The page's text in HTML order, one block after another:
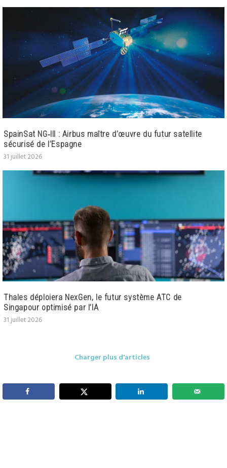
SpainSat NG‑III : Airbus maître d’œuvre du futur satellite
sécurisé de l’Espagne
31 juillet 2026
Thales déploiera NexGen, le futur système ATC de
Singapour optimisé par l’IA
31 juillet 2026
Charger plus d'articles